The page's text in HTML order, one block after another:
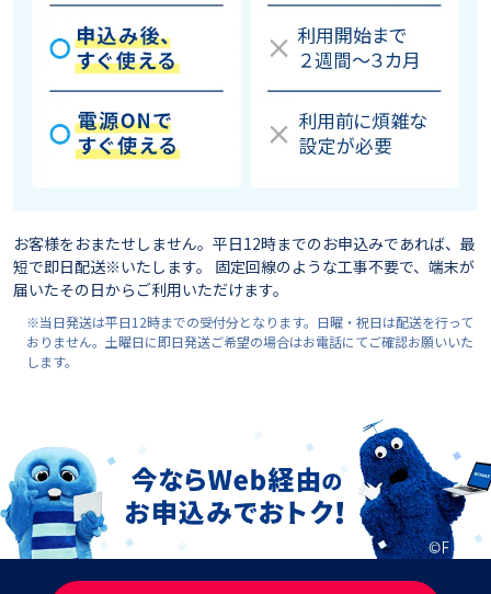
お客様をおまたせしません。平日12時までのお申込みであれば、最
短で即日配送※いたします。 固定回線のような工事不要で、端末が
届いたその日からご利用いただけます。
※当日発送は平日12時までの受付分となります。日曜・祝日は配送を行って
おりません。土曜日に即日発送ご希望の場合はお電話にてご確認お願いいた
します。